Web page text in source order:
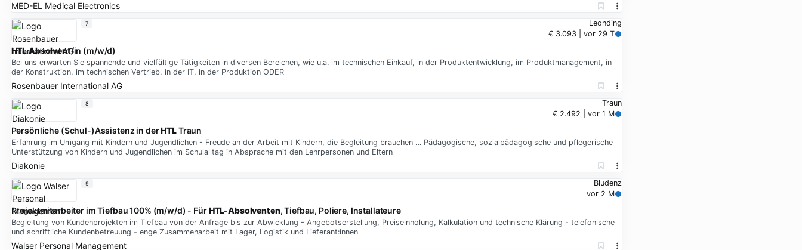
MED-EL Medical Electronics
Leonding
€ 3.093 | vor 29 T
HTL Absolvent/in (m/w/d)
Bei uns erwarten Sie spannende und vielfältige Tätigkeiten in diversen Bereichen, wie u.a. im technischen Einkauf, in der Produktentwicklung, im Produktmanagement, in
der Konstruktion, im technischen Vertrieb, in der IT, in der Produktion ODER
Rosenbauer International AG
7
Traun
€ 2.492 | vor 1 M
Persönliche (Schul-)Assistenz in derHTLTraun
Erfahrung im Umgang mit Kindern und Jugendlichen - Freude an der Arbeit mit Kindern, die Begleitung brauchen … Pädagogische, sozialpädagogische und pflegerische
Unterstützung von Kindern und Jugendlichen im Schulalltag in Absprache mit den Lehrpersonen und Eltern
Diakonie
8
Bludenz
vor 2 M
Projektmitarbeiter im Tiefbau 100% (m/w/d) - FürHTL-Absolventen, Tiefbau, Poliere, Installateure
Begleitung von Kundenprojekten im Tiefbau von der Anfrage bis zur Abwicklung - Angebotserstellung, Preiseinholung, Kalkulation und technische Klärung - telefonische
und schriftliche Kundenbetreuung - enge Zusammenarbeit mit Lager, Logistik und Lieferant:innen
Walser Personal Management
9